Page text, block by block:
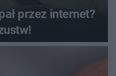
przez internet?